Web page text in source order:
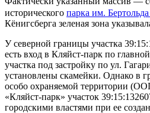
исторического парка им.
Кёнигсберга зеленая зона
У северной границы участка
есть вход в Кляйст-парк по
участка под застройку по ул.
установлены скамейки. Однако в
особо охраняемой территории
«Кляйст-парк» участок
городскими властями при ее